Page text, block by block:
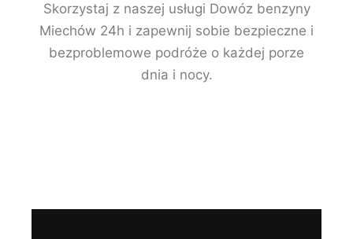
Skorzystaj z naszej usługi Dowóz benzyny
Miechów 24h i zapewnij sobie bezpieczne i
bezproblemowe podróże o każdej porze
dnia i nocy.